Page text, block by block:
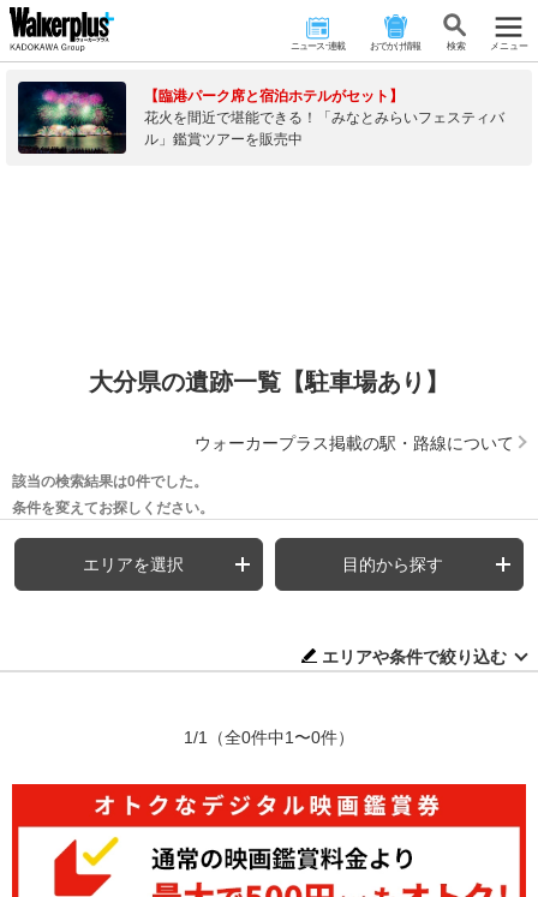
ニュース･連載 おでかけ情報 検 索 メニュー
【臨港パーク席と宿泊ホテルがセット】
花火を間近で堪能できる！「みなとみらいフェスティバ
ル」鑑賞ツアーを販売中
大分県の遺跡一覧【駐車場あり】
ウォーカープラス掲載の駅・路線について
該当の検索結果は0件でした。
条件を変えてお探しください。
エリアを選択 目的から探す
エリアや条件で絞り込む
1/1 （全0件中1〜0件）